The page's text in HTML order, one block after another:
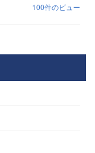
100件のビュー